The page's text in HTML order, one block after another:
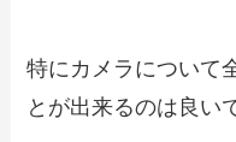
特にカメラについて
とが出来るのは良い